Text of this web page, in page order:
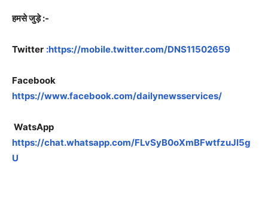
हमसे जुड़े :-
Twitter :https://mobile.twitter.com/DNS11502659
Facebook
https://www.facebook.com/dailynewsservices/
WatsApp
https://chat.whatsapp.com/FLvSyB0oXmBFwtfzuJl5g
U